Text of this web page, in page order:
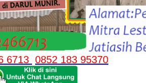
6713 0852 183 95370